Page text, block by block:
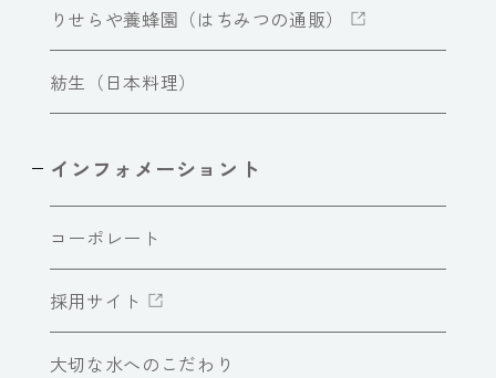
りせらや養蜂園（はちみつの通販）
紡生（日本料理）
インフォメーショント
コーポレート
採用サイト
大切な水へのこだわり